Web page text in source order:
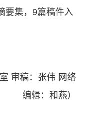
要集，9篇稿件入
审稿：张伟 网络
编辑：和燕）